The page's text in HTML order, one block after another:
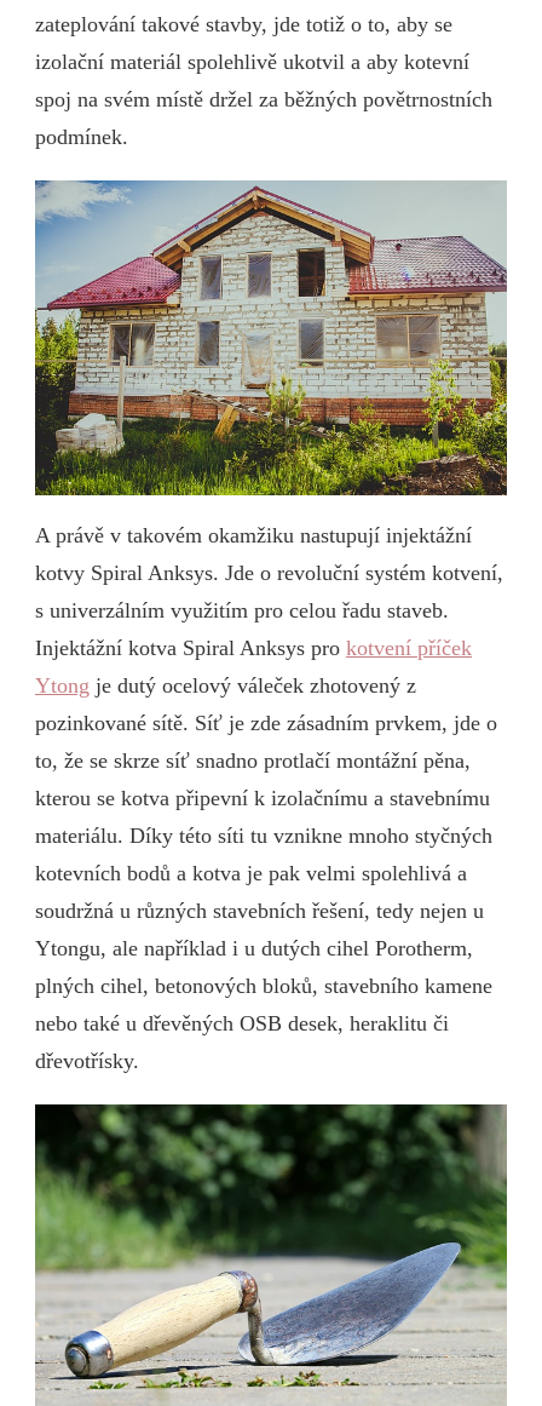
zateplování takové stavby, jde totiž o to, aby se
izolační materiál spolehlivě ukotvil a aby kotevní
spoj na svém místě držel za běžných povětrnostních
podmínek.
A právě v takovém okamžiku nastupují injektážní
kotvy Spiral Anksys. Jde o revoluční systém kotvení,
s univerzálním využitím pro celou řadu staveb.
Injektážní kotva Spiral Anksys pro kotvení příček
Ytong je dutý ocelový váleček zhotovený z
pozinkované sítě. Síť je zde zásadním prvkem, jde o
to, že se skrze síť snadno protlačí montážní pěna,
kterou se kotva připevní k izolačnímu a stavebnímu
materiálu. Díky této síti tu vznikne mnoho styčných
kotevních bodů a kotva je pak velmi spolehlivá a
soudržná u různých stavebních řešení, tedy nejen u
Ytongu, ale například i u dutých cihel Porotherm,
plných cihel, betonových bloků, stavebního kamene
nebo také u dřevěných OSB desek, heraklitu či
dřevotřísky.